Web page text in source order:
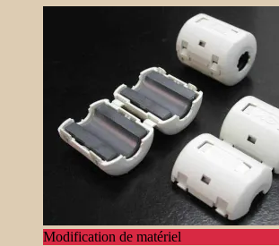
Modification de matériel